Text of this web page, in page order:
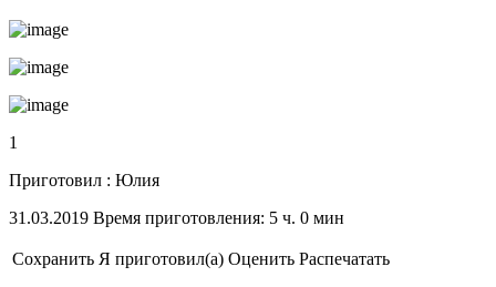
1
Приготовил : Юлия
31.03.2019 Время приготовления: 5 ч. 0 мин
Сохранить Я приготовил(а) Оценить Распечатать